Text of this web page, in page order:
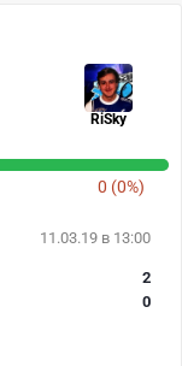
RiSky
0 (0%)
11.03.19 в 13:00
2
0